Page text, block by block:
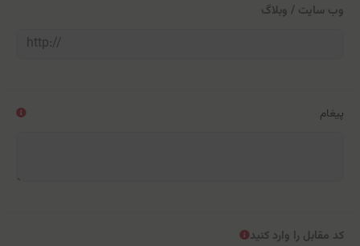
وب سایت / وبلاگ
پیغام
کد مقابل را وارد کنید